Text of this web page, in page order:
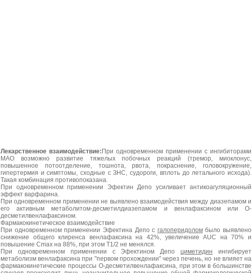
Лекарственное взаимодействие: При одновременном применении с ингибиторами
МАО возможно развитие тяжелых побочных реакций (тремор, миоклонус,
повышенное потоотделение, тошнота, рвота, покраснение, головокружение,
гипертермия и симптомы, сходные с ЗНС, судороги, вплоть до летального исхода).
Такая комбинация противопоказана.
При одновременном применении Эфектин Депо усиливает антикоагуляционный
эффект варфарина.
При одновременном применении не выявлено взаимодействия между диазепамом и
его активным метаболитом-десметилдиазепамом и венлафаксином или О-
десметилвенлафаксином.
Фармакокинетическое взаимодействие
При одновременном применении Эфектина Депо с галоперидоломбыло выявлено
снижение общего клиренса венлафаксина на 42%, увеличение AUC на 70% и
повышение Cmax на 88%, при этом T1/2 не менялся.
При одновременном применении с Эфектином Депоциметидин ингибирует
метаболизм венлафаксина при "первом прохождении" через печень, но не влияет на
фармакокинетические процессы О-десметилвенлафаксина, при этом в большинстве